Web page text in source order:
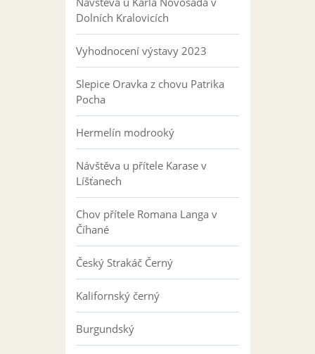
Dolních Kralovicích
Vyhodnocení výstavy 2023
Slepice Oravka z chovu Patrika
Pocha
Hermelín modrooký
Návštěva u přítele Karase v
Líšťanech
Chov přítele Romana Langa v
Číhané
Český Strakáč Černý
Kalifornský černý
Burgundský